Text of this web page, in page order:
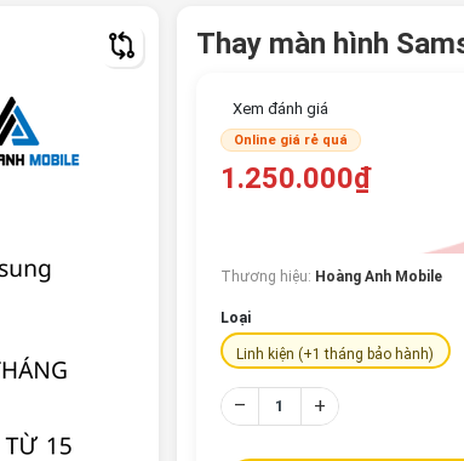
Thay màn hình
Xem đánh giá
Online giá rẻ quá
1.250.000₫
Thương hiệu: Hoàng Anh Mobile
Loại
Linh kiện (+1 tháng bảo hành)
– +